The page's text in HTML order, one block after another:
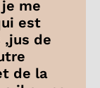
me
est
de
de la